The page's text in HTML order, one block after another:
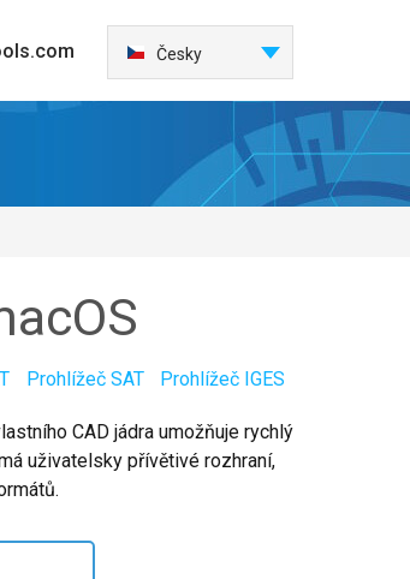
Français
日本語
Español
中国
Česky
Türkçe
Prohlížeč SAT Prohlížeč IGES
CAD jádra umožňuje rychlý
uživatelsky přívětivé rozhraní,